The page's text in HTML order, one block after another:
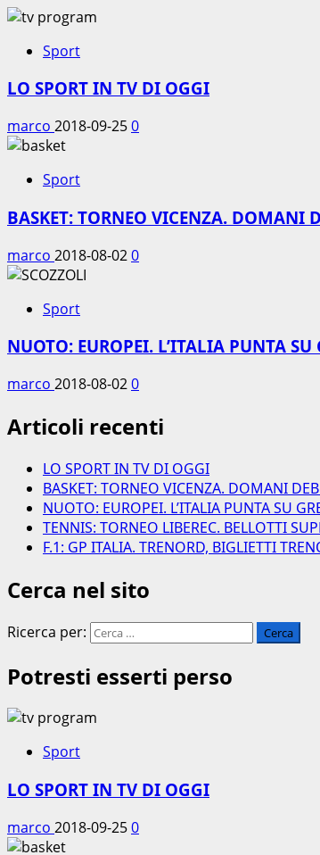
Sport
LO SPORT IN TV DI OGGI
marco 2018-09-250
Sport
BASKET: TORNEO VICENZA. DOMANI
marco 2018-08-020
Sport
NUOTO: EUROPEI. L’ITALIA PUNTA SU
marco 2018-08-020
Articoli recenti
LO SPORT IN TV DI OGGI
BASKET: TORNEO VICENZA. DOMANI
NUOTO: EUROPEI. L’ITALIA PUNTA SU
TENNIS: TORNEO LIBEREC. BELLOTTI
F.1: GP ITALIA. TRENORD, BIGLIETTI
Cerca nel sito
Ricerca per:
Potresti esserti perso
Sport
LO SPORT IN TV DI OGGI
marco 2018-09-250